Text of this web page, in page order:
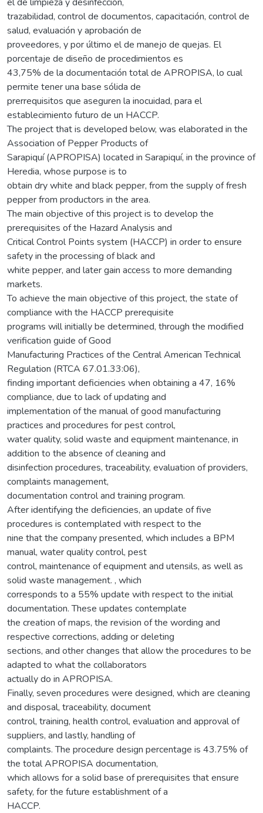
trazabilidad, control de documentos, capacitación, control de
salud, evaluación y aprobación de
proveedores, y por último el de manejo de quejas. El
porcentaje de diseño de procedimientos es
43,75% de la documentación total de APROPISA, lo cual
permite tener una base sólida de
prerrequisitos que aseguren la inocuidad, para el
establecimiento futuro de un HACCP.
The project that is developed below, was elaborated in the
Association of Pepper Products of
Sarapiquí (APROPISA) located in Sarapiquí, in the province of
Heredia, whose purpose is to
obtain dry white and black pepper, from the supply of fresh
pepper from productors in the area.
The main objective of this project is to develop the
prerequisites of the Hazard Analysis and
Critical Control Points system (HACCP) in order to ensure
safety in the processing of black and
white pepper, and later gain access to more demanding
markets.
To achieve the main objective of this project, the state of
compliance with the HACCP prerequisite
programs will initially be determined, through the modified
verification guide of Good
Manufacturing Practices of the Central American Technical
Regulation (RTCA 67.01.33:06),
finding important deficiencies when obtaining a 47, 16%
compliance, due to lack of updating and
implementation of the manual of good manufacturing
practices and procedures for pest control,
water quality, solid waste and equipment maintenance, in
addition to the absence of cleaning and
disinfection procedures, traceability, evaluation of providers,
complaints management,
documentation control and training program.
After identifying the deficiencies, an update of five
procedures is contemplated with respect to the
nine that the company presented, which includes a BPM
manual, water quality control, pest
control, maintenance of equipment and utensils, as well as
solid waste management. , which
corresponds to a 55% update with respect to the initial
documentation. These updates contemplate
the creation of maps, the revision of the wording and
respective corrections, adding or deleting
sections, and other changes that allow the procedures to be
adapted to what the collaborators
actually do in APROPISA.
Finally, seven procedures were designed, which are cleaning
and disposal, traceability, document
control, training, health control, evaluation and approval of
suppliers, and lastly, handling of
complaints. The procedure design percentage is 43.75% of
the total APROPISA documentation,
which allows for a solid base of prerequisites that ensure
safety, for the future establishment of a
HACCP.